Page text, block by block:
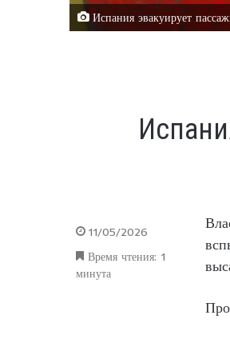
Испания эвакуирует
11/05/2026
Время чтения: 1
минута